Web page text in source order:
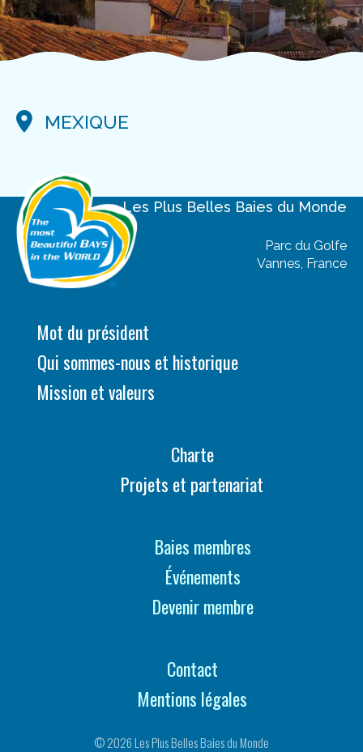
CONGRÈS 2025 AU CANADA
CONGRÈS 2024 DAKHLA,MAROC
CONTACT
MEXIQUE
Les Plus Belles Baies du Monde
Parc du Golfe
Vannes, France
Mot du président
Qui sommes-nous et historique
Mission et valeurs
Charte
Projets et partenariat
Baies membres
Événements
Devenir membre
Contact
Mentions légales
© 2026 Les Plus Belles Baies du Monde